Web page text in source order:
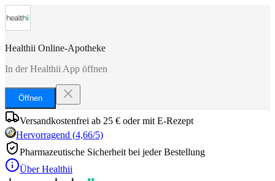
Healthii Online-Apotheke
In der Healthii App öffnen
Öffnen
Versandkostenfrei ab 25 € oder mit E-Rezept
Hervorragend (4,66/5)
Pharmazeutische Sicherheit bei jeder Bestellung
Über Healthii